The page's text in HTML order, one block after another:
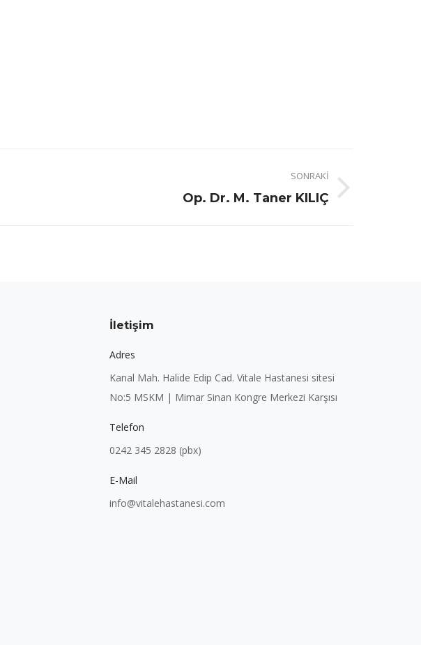
SONRAKI
Op. Dr. M. Taner KILIÇ
İletişim
Adres
Kanal Mah. Halide Edip Cad. Vitale Hastanesi sitesi
No:5 MSKM | Mimar Sinan Kongre Merkezi Karşısı
Telefon
0242 345 2828 (pbx)
E-Mail
info@vitalehastanesi.com